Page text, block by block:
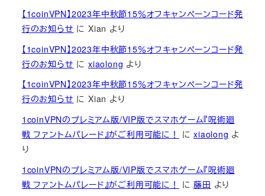
【1coinVPN】2023年中秋節15％オフキャンペーンコード発
行のお知らせ にXian より
【1coinVPN】2023年中秋節15％オフキャンペーンコード発
行のお知らせ にxiaolong より
【1coinVPN】2023年中秋節15％オフキャンペーンコード発
行のお知らせ にXian より
1coinVPNのプレミアム版/VIP版でスマホゲーム『呪術廻
戦 ファントムパレード』がご利用可能に！
にxiaolong よ
り
1coinVPNのプレミアム版/VIP版でスマホゲーム『呪術廻
戦 ファントムパレード』がご利用可能に！
に藤田 より